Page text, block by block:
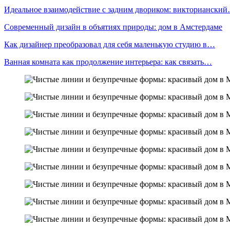
Идеальное взаимодействие с задним двориком:
Современный дизайн в объятиях природы: дом в Амстердаме
Как дизайнер преобразовал для себя маленькую студию в…
Ванная комната как продолжение интерьера: как связать…